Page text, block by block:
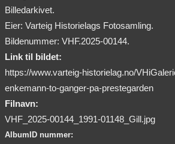
Billedarkivet.
Eier: Varteig Historielags Fotosamling.
Bildenummer: VHF.2025-00144.
Link til bildet:
https://www.varteig-historielag.no/
enkemann-to-ganger-pa-prestegarden
Filnavn:
VHF_2025-00144_1991-01148_Gill.jpg
AlbumID nummer: